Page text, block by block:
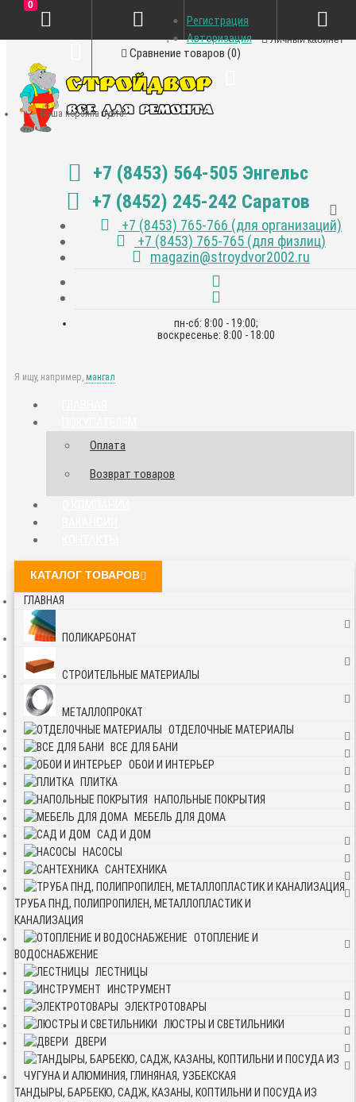
Личный кабинет
Закладки (0)
Сравнение товаров (0)
+7 (8453) 564-505 Энгельс
+7 (8452) 245-242 Саратов
+7 (8453) 765-766 (для организаций)
+7 (8453) 765-765 (для физлиц)
magazin@stroydvor2002.ru
пн-сб: 8:00 - 19:00;
воскресенье: 8:00 - 18:00
Я ищу, например, мангал
Регистрация
Авторизация
0
Ваша корзина пуста!
Оплата
Возврат товаров
КАТАЛОГ ТОВАРОВ
ГЛАВНАЯ
ПОЛИКАРБОНАТ
СТРОИТЕЛЬНЫЕ МАТЕРИАЛЫ
МЕТАЛЛОПРОКАТ
ОТДЕЛОЧНЫЕ МАТЕРИАЛЫ
ВСЕ ДЛЯ БАНИ
ОБОИ И ИНТЕРЬЕР
ПЛИТКА
НАПОЛЬНЫЕ ПОКРЫТИЯ
МЕБЕЛЬ ДЛЯ ДОМА
САД И ДОМ
НАСОСЫ
САНТЕХНИКА
ТРУБА ПНД, ПОЛИПРОПИЛЕН, МЕТАЛЛОПЛАСТИК И
КАНАЛИЗАЦИЯ
ОТОПЛЕНИЕ И
ВОДОСНАБЖЕНИЕ
ЛЕСТНИЦЫ
ИНСТРУМЕНТ
ЭЛЕКТРОТОВАРЫ
ЛЮСТРЫ И СВЕТИЛЬНИКИ
ДВЕРИ
ТАНДЫРЫ, БАРБЕКЮ, САДЖ, КАЗАНЫ, КОПТИЛЬНИ И ПОСУДА ИЗ